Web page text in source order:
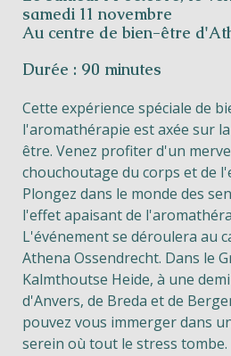
Apple App
samedi 11 novembre
Au centre de bien-être
Durée : 90 minutes
Cette expérience spéciale de
l'aromathérapie est axée sur
être. Venez profiter d'un
chouchoutage du corps et de
Plongez dans le monde des
l'effet apaisant de
L'événement se déroulera au
Athena Ossendrecht. Dans le
Kalmthoutse Heide, à une
d'Anvers, de Breda et de
pouvez vous immerger dans
serein où tout le stress tombe.